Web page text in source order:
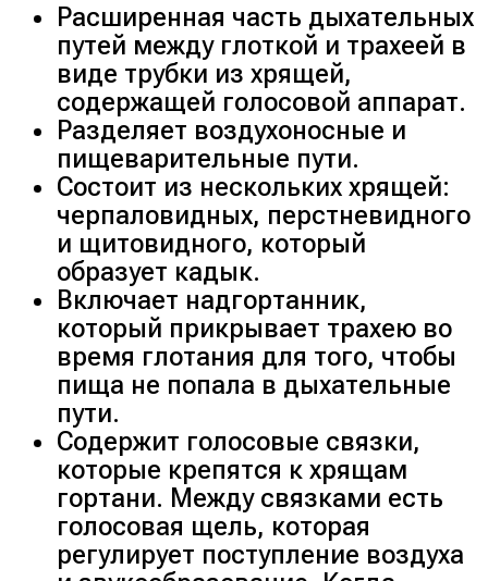
Расширенная часть дыхательных
путей между глоткой и трахеей в
виде трубки из хрящей,
содержащей голосовой аппарат.
Разделяет воздухоносные и
пищеварительные пути.
Состоит из нескольких хрящей:
черпаловидных, перстневидного
и щитовидного, который
образует кадык.
Включает надгортанник,
который прикрывает трахею во
время глотания для того, чтобы
пища не попала в дыхательные
пути.
Содержит голосовые связки,
которые крепятся к хрящам
гортани. Между связками есть
голосовая щель, которая
регулирует поступление воздуха